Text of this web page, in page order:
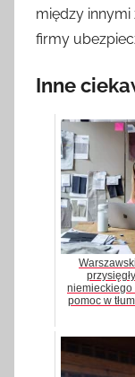
między
firmy
Inne
niemieckiego
pomoc w